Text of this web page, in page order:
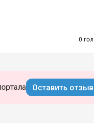
0
Оставить отзыв